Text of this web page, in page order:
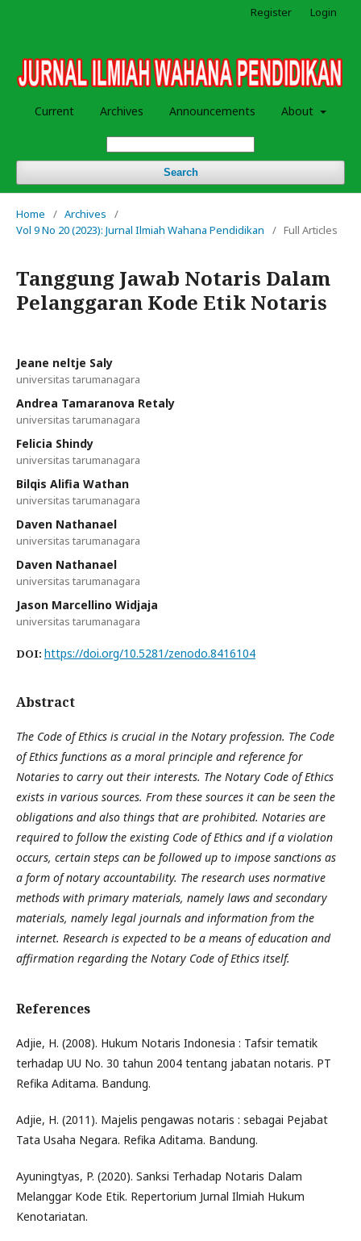
Current Archives Announcements About
Search
Register Login
Home / Archives
/
Vol 9 No 20 (2023): Jurnal Ilmiah Wahana Pendidikan
/ Full Articles
Tanggung Jawab Notaris Dalam
Pelanggaran Kode Etik Notaris
Jeane neltje Saly
universitas tarumanagara
Andrea Tamaranova Retaly
universitas tarumanagara
Felicia Shindy
universitas tarumanagara
Bilqis Alifia Wathan
universitas tarumanagara
Daven Nathanael
universitas tarumanagara
Daven Nathanael
universitas tarumanagara
Jason Marcellino Widjaja
universitas tarumanagara
DOI: https://doi.org/10.5281/zenodo.8416104
Abstract
The Code of Ethics is crucial in the Notary profession. The Code
of Ethics functions as a moral principle and reference for
Notaries to carry out their interests. The Notary Code of Ethics
exists in various sources. From these sources it can be seen the
obligations and also things that are prohibited. Notaries are
required to follow the existing Code of Ethics and if a violation
occurs, certain steps can be followed up to impose sanctions as
a form of notary accountability. The research uses normative
methods with primary materials, namely laws and secondary
materials, namely legal journals and information from the
internet. Research is expected to be a means of education and
affirmation regarding the Notary Code of Ethics itself.
References
Adjie, H. (2008). Hukum Notaris Indonesia : Tafsir tematik
terhadap UU No. 30 tahun 2004 tentang jabatan notaris. PT
Refika Aditama. Bandung.
Adjie, H. (2011). Majelis pengawas notaris : sebagai Pejabat
Tata Usaha Negara. Refika Aditama. Bandung.
Ayuningtyas, P. (2020). Sanksi Terhadap Notaris Dalam
Melanggar Kode Etik. Repertorium Jurnal Ilmiah Hukum
Kenotariatan.